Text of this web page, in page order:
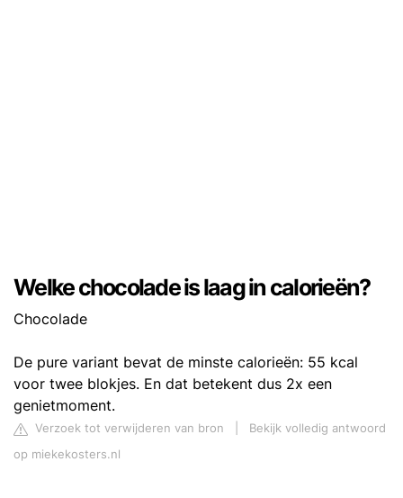
Welke chocolade is laag in calorieën?
Chocolade
De pure variant bevat de minste calorieën: 55 kcal
voor twee blokjes. En dat betekent dus 2x een
genietmoment.
Verzoek tot verwijderen van bron
Bekijk volledig antwoord
op miekekosters.nl